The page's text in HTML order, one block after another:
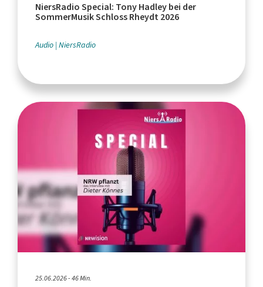
NiersRadio Special: Tony Hadley bei der
SommerMusik Schloss Rheydt 2026
Audio NiersRadio
25.06.2026 - 46 Min.